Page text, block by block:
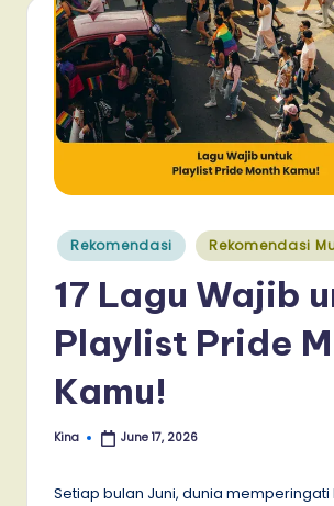
Posted
in
Rekomendasi Rekomendasi
17 Lagu Wajib
Playlist Pride
Kamu!
Posted
Kina June 17, 2026
Setiap bulan Juni, dunia memperingati